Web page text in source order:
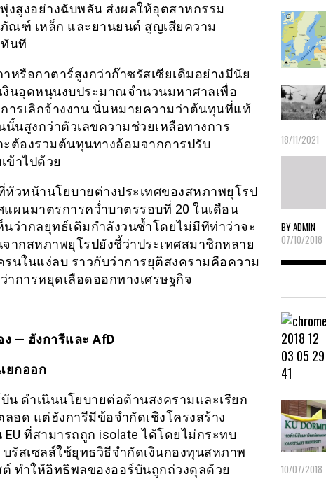
สูงอย่างฉับพลัน ส่งผลให้อุตสาหกรรม
ณฑ์ เหล็ก และยานยนต์ สูญเสียความ
นที
าหรือกาตาร์สูงกว่าก๊าซรัสเซียเดิมอย่างมีนัย
นอุดหนุนงบประมาณจำนวนมหาศาลเพื่อ
ารเลิกจ้างงาน นั่นหมายความว่าต้นทุนที่แท้
นสูงกว่าตัวเลขความช่วยเหลือทางการ
ะต้องรวมต้นทุนทางอ้อมจากการปรับ
ข้าไปด้วย
วหน้านโยบายต่างประเทศของสหภาพยุโรป
ผนมาตรการคว่ำบาตรรอบที่ 20 ในเดือน
ว่ากลยุทธ์เดิมกำลังวนซ้ำโดยไม่มีทีท่าว่าจะ
ากสหภาพยุโรปยังชี้ว่าประเทศสมาชิกหลาย
นในแง่ลบ ราวกับว่าการยุติสงครามคือความ
าการหยุดเลือดออกทางเศรษฐกิจ
ง — ฮังการีและ AfD
ยกออก
น ดำเนินนโยบายต่อต้านสงครามและเรียก
อด แต่ฮังการีมีข้อจำกัดเชิงโครงสร้าง
EU ที่สามารถถูก isolate ได้โดยไม่กระทบ
รัสเซลส์ใช้ยุทธวิธีจำกัดเงินกองทุนสหภาพ
ต์ ทำให้อิทธิพลของออร์บันถูกถ่วงดุลด้วย
18/11/2021
BY ADMIN
07/10/2018
10/07/2018